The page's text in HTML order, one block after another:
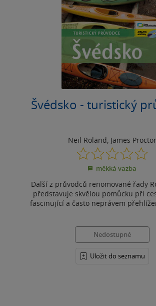
Švédsko - turistický
Neil Roland, James Proctor
0.0
z
5
měkká vazba
Další z průvodců renomované řady
představuje skvělou pomůcku při
fascinující a často neprávem
Nedostupné
Uložit do seznamu